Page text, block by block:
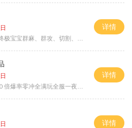
极宝宝群麻、群攻、切割、吸血
详情
倍爆率零冲全满玩全服一夜终极
详情
详情